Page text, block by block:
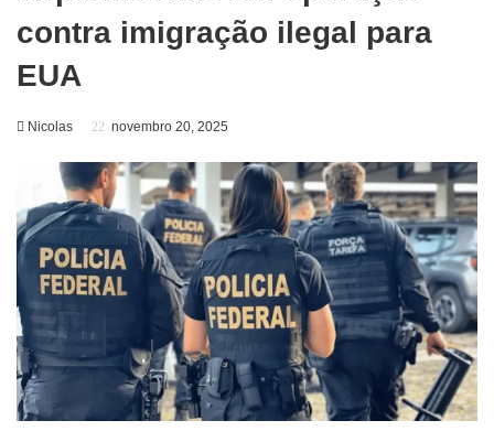
contra imigração ilegal para
EUA
Nicolas novembro 20, 2025